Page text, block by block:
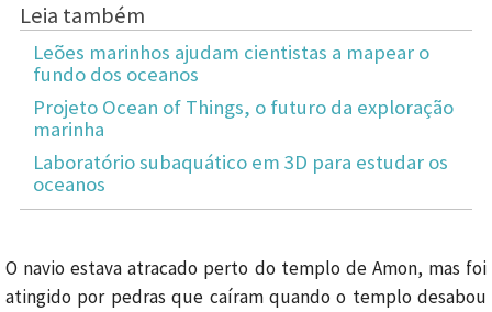
Leia também
Leões marinhos ajudam cientistas a mapear o
fundo dos oceanos
Projeto Ocean of Things, o futuro da exploração
marinha
Laboratório subaquático em 3D para estudar os
oceanos
O navio estava atracado perto do templo de Amon, mas foi
atingido por pedras que caíram quando o templo desabou